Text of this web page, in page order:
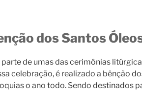
dos Santos
parte de umas das cerimônias
celebração, é realizado a bênção
o ano todo. Sendo destinados